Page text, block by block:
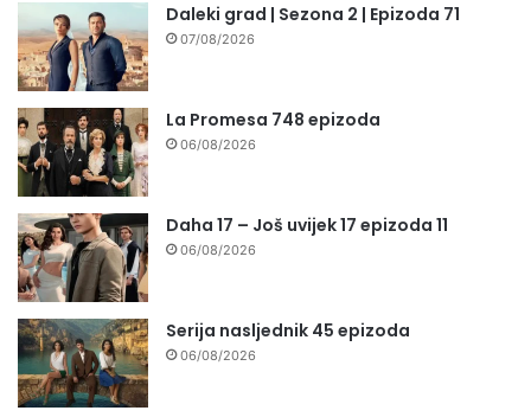
Daleki grad | Sezona 2 | Epizoda 71
07/08/2026
La Promesa 748 epizoda
06/08/2026
Daha 17 – Još uvijek 17 epizoda 11
06/08/2026
Serija nasljednik 45 epizoda
06/08/2026